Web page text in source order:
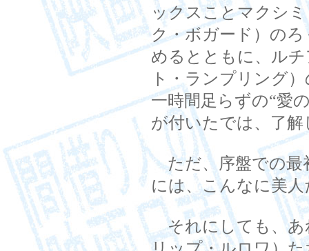
ックスことマクシ
ク・ボガード）の
めるとともに、ル
ト・ランプリング
一時間足らずの“愛
が付いたでは、了
ただ、序盤での最
には、こんなに美
それにしても、あ